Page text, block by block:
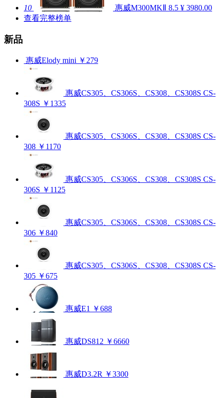
10 惠威M300MKⅡ 8.5 ¥ 3980.00
查看完整榜单
新品
惠威Elody mini ￥279
惠威CS305、CS306S、CS308、CS308S CS-
308S ￥1335
惠威CS305、CS306S、CS308、CS308S CS-
308 ￥1170
惠威CS305、CS306S、CS308、CS308S CS-
306S ￥1125
惠威CS305、CS306S、CS308、CS308S CS-
306 ￥840
惠威CS305、CS306S、CS308、CS308S CS-
305 ￥675
惠威E1 ￥688
惠威DS812 ￥6660
惠威D3.2R ￥3300